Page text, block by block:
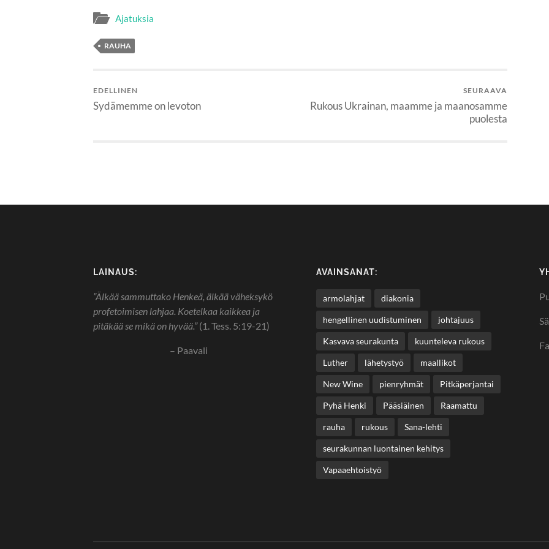
Ajatuksia
RAUHA
EDELLINEN
Sydämemme on levoton
SEURAAVA
Rukous Ukrainan, maamme ja maanosamme
puolesta
LAINAUS:
”Älkää sammuttako Henkeä, älkää väheksykö
profetoimisen lahjaa. Koetelkaa kaikkea ja
pitäkää se mikä on hyvää.”(1. Tess. 5:19-21)
– Paavali
AVAINSANAT:
armolahjat diakonia
hengellinen uudistuminen johtajuus
Kasvava seurakunta kuunteleva rukous
Luther lähetystyö maallikot
New Wine pienryhmät Pitkäperjantai
Pyhä Henki Pääsiäinen Raamattu
rauha rukous Sana-lehti
seurakunnan luontainen kehitys
Vapaaehtoistyö